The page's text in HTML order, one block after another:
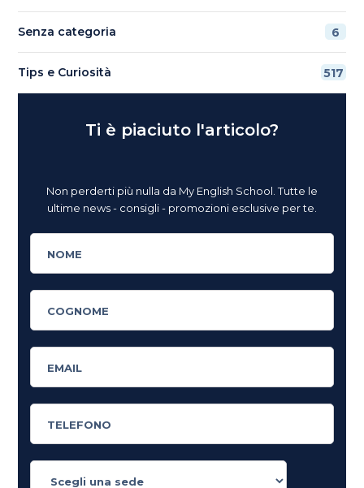
Senza categoria 6
Tips e Curiosità 517
Ti è piaciuto l'articolo?
Non perderti più nulla da My English School. Tutte le
ultime news - consigli - promozioni esclusive per te.